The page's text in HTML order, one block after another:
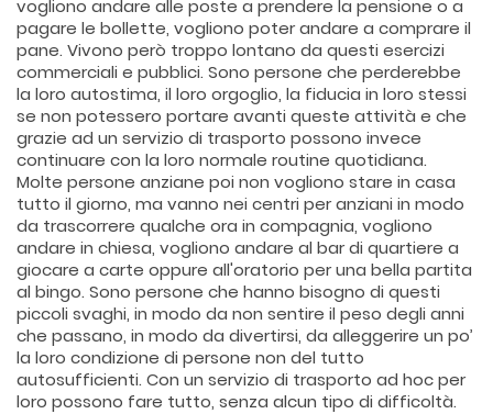
vogliono andare alle poste a prendere la pensione o a
pagare le bollette, vogliono poter andare a comprare il
pane. Vivono però troppo lontano da questi esercizi
commerciali e pubblici. Sono persone che perderebbe
la loro autostima, il loro orgoglio, la fiducia in loro stessi
se non potessero portare avanti queste attività e che
grazie ad un servizio di trasporto possono invece
continuare con la loro normale routine quotidiana.
Molte persone anziane poi non vogliono stare in casa
tutto il giorno, ma vanno nei centri per anziani in modo
da trascorrere qualche ora in compagnia, vogliono
andare in chiesa, vogliono andare al bar di quartiere a
giocare a carte oppure all'oratorio per una bella partita
al bingo. Sono persone che hanno bisogno di questi
piccoli svaghi, in modo da non sentire il peso degli anni
che passano, in modo da divertirsi, da alleggerire un po’
la loro condizione di persone non del tutto
autosufficienti. Con un servizio di trasporto ad hoc per
loro possono fare tutto, senza alcun tipo di difficoltà.